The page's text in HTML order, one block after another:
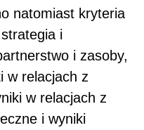
natomiast kryteria
i
i zasoby,
w relacjach z
w relacjach z
i wyniki